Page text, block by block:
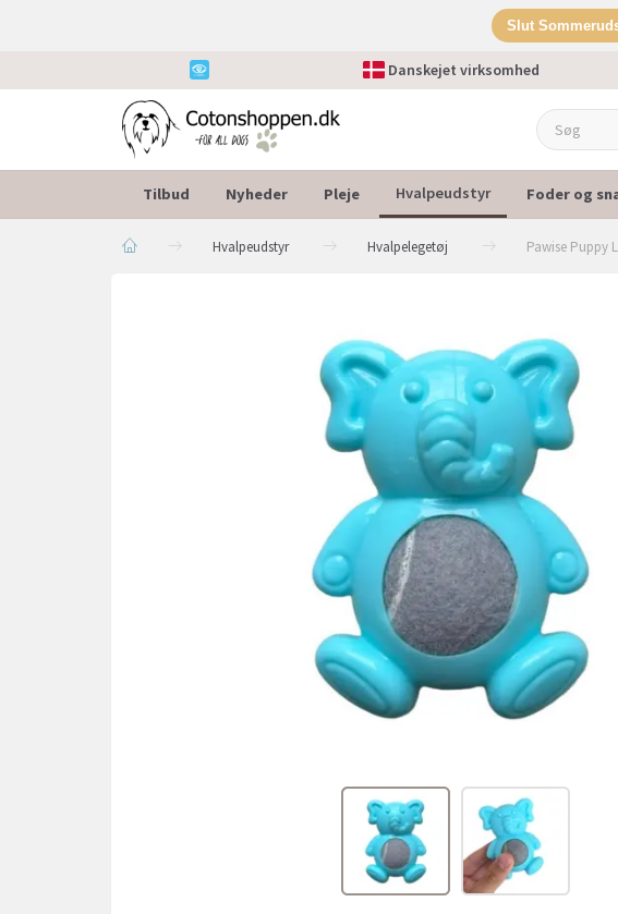
Slut
Danskejet virksomhed
Tilbud Nyheder Pleje Hvalpeudstyr Foder og
Hvalpeudstyr Hvalpelegetøj Pawise Puppy